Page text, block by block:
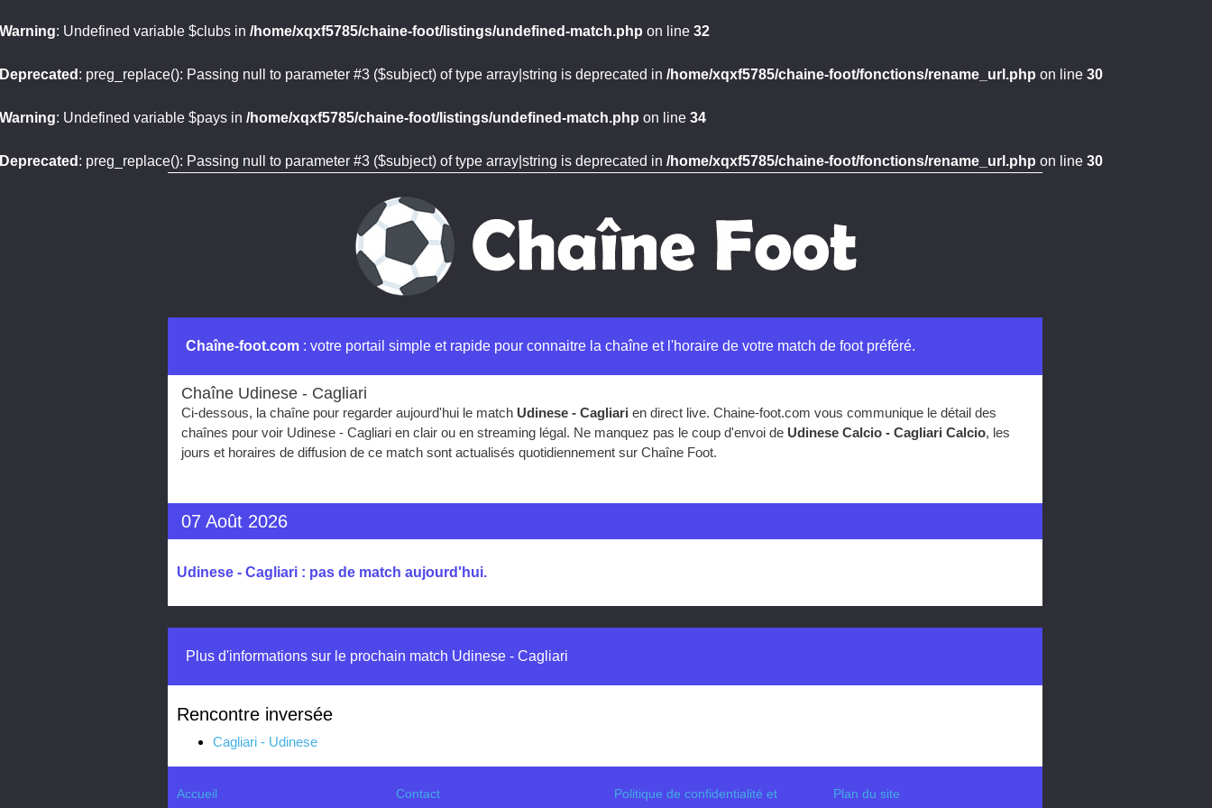
Warning: Undefined variable $clubs in /home/xqxf5785/chaine-foot/listings/undefined-match.php on line 32
Deprecated : preg_replace(): Passing null to parameter #3 ($subject) of type array|string is deprecated in /home/xqxf5785/chaine-foot/fonctions/rename_url.php on line 30
Warning: Undefined variable $pays in /home/xqxf5785/chaine-foot/listings/undefined-match.php on line 34
Deprecated : preg_replace(): Passing null to parameter #3 ($subject) of type array|string is deprecated in /home/xqxf5785/chaine-foot/fonctions/rename_url.php on line 30
Chaîne-foot.com : votre portail simple et rapide pour connaitre la chaîne et l'horaire de votre match de foot préféré.
Chaîne Udinese - Cagliari
Ci-dessous, la chaîne pour regarder aujourd'hui le match Udinese - Cagliari en direct live. Chaine-foot.com vous communique le détail des
chaînes pour voir Udinese - Cagliari en clair ou en streaming légal. Ne manquez pas le coup d'envoi de Udinese Calcio - Cagliari Calcio, les
jours et horaires de diffusion de ce match sont actualisés quotidiennement sur Chaîne Foot.
07 Août 2026
Udinese - Cagliari : pas de match aujourd'hui.
Plus d'informations sur le prochain match Udinese - Cagliari
Rencontre inversée
Cagliari - Udinese
Accueil Contact
Politique de confidentialité et
Plan du site